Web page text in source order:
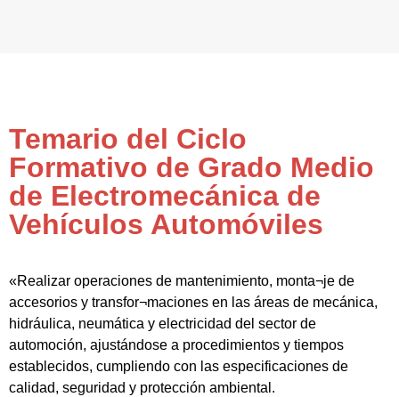
Temario del Ciclo
Formativo de Grado Medio
de Electromecánica de
Vehículos Automóviles
«Realizar operaciones de mantenimiento, monta¬je de
accesorios y transfor¬maciones en las áreas de mecánica,
hidráulica, neumática y electricidad del sector de
automoción, ajustándose a procedimientos y tiempos
establecidos, cumpliendo con las especificaciones de
calidad, seguridad y protección ambiental.